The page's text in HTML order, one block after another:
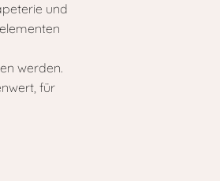
und
werden.
für